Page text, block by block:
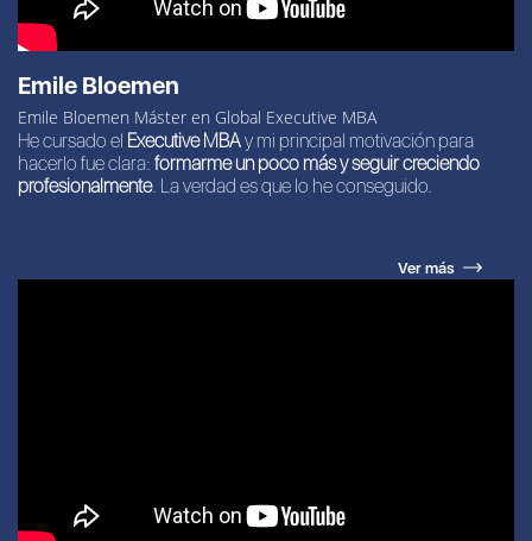
Emile Bloemen
Emile Bloemen Máster en Global Executive MBA
He cursado el Executive MBAy mi principal motivación para
hacerlo fue clara: formarme un poco más y seguir creciendo
profesionalmente. La verdad es que lo he conseguido.
Ver más